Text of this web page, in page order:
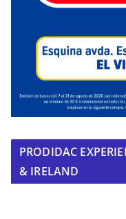
PRODIDAC
& IRELAND